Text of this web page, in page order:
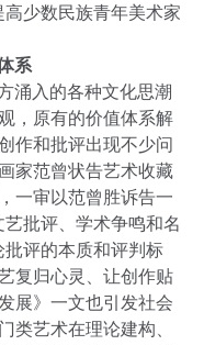
少数民族青年美术家
系
涌入的各种文化思潮
，原有的价值体系解
作和批评出现不少问
家范曾状告艺术收藏
一审以范曾胜诉告一
批评、学术争鸣和名
评的本质和评判标
复归心灵、让创作贴
展》一文也引发社会
类艺术在理论建构、